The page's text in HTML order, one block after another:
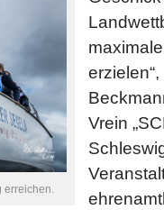
erreichen.
Vrein